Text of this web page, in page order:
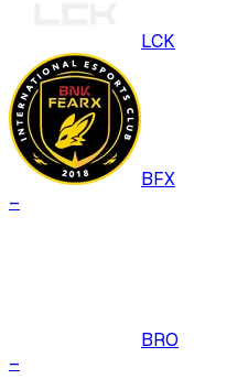
LCK
BFX
–
BRO
–